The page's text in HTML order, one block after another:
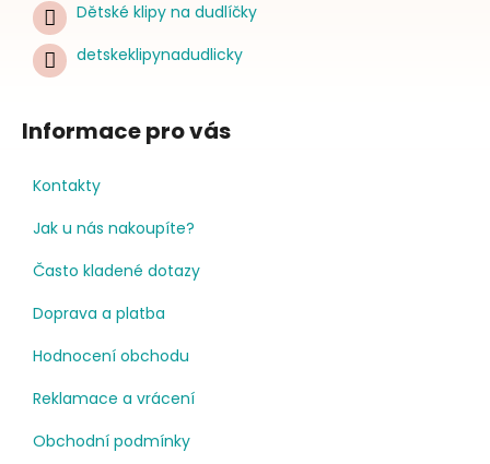
Dětské klipy na dudlíčky
detskeklipynadudlicky
Informace pro vás
Kontakty
Jak u nás nakoupíte?
Často kladené dotazy
Doprava a platba
Hodnocení obchodu
Reklamace a vrácení
Obchodní podmínky